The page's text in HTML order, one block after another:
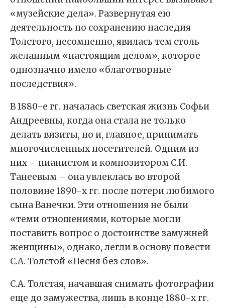
«музейские дела». Развернутая ею
деятельность по сохранению наследия
Толстого, несомненно, явилась тем столь
желанным «настоящим делом», которое
однозначно имело «благотворные
последствия».
В 1880-е гг. началась светская жизнь Софьи
Андреевны, когда она стала не только
делать визиты, но и, главное, принимать
многочисленных посетителей. Одним из
них – пианистом и композитором С.И.
Танеевым – она увлеклась во второй
половине 1890-х гг. после потери любимого
сына Ванечки. Эти отношения не были
«теми отношениями, которые могли
поставить вопрос о достоинстве замужней
женщины», однако, легли в основу повести
С.А. Толстой «Песня без слов».
С.А. Толстая, начавшая снимать фотографии
еще до замужества, лишь в конце 1880-х гг.